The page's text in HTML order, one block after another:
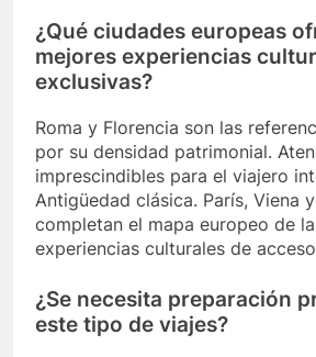
¿Qué ciudades europeas
mejores experiencias
exclusivas?
Roma y Florencia son las
por su densidad patrimonial.
imprescindibles para el viajero
Antigüedad clásica. París, Viena
completan el mapa europeo de
experiencias culturales de
¿Se necesita preparación
este tipo de viajes?